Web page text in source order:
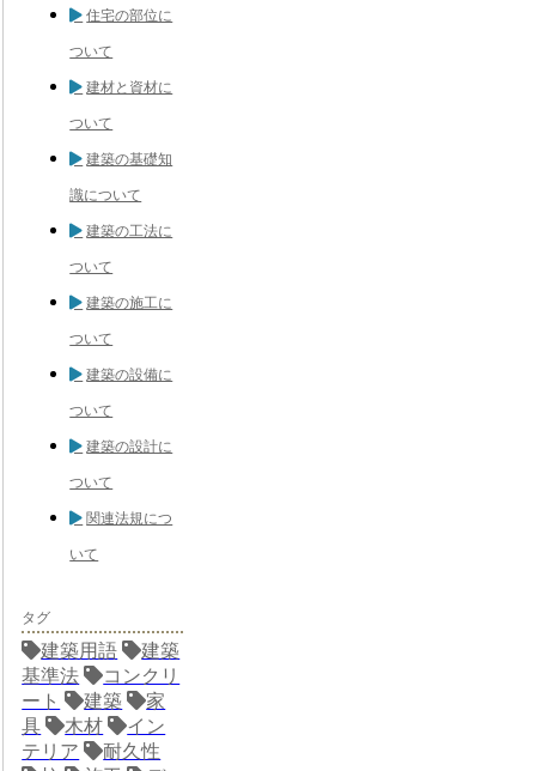
住宅の部位に
ついて
建材と資材に
ついて
建築の基礎知
識について
建築の工法に
ついて
建築の施工に
ついて
建築の設備に
ついて
建築の設計に
ついて
関連法規につ
いて
タグ
建築用語
建築
基準法
コンクリ
ート
建築
家
具
木材
イン
テリア
耐久性